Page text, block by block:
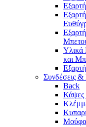
Υλικά
και
Συνδέσεις
Back
Κάψες